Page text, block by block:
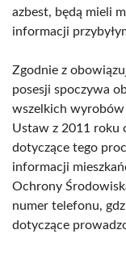
azbest, będą mieli
informacji
Zgodnie z
posesji spoczywa
wszelkich wyrobów
Ustaw z 2011 roku
dotyczące tego
informacji
Ochrony
numer telefonu,
dotyczące